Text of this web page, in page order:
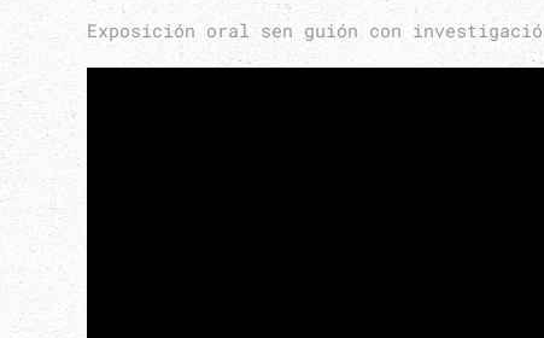
Exposición oral sen guión con